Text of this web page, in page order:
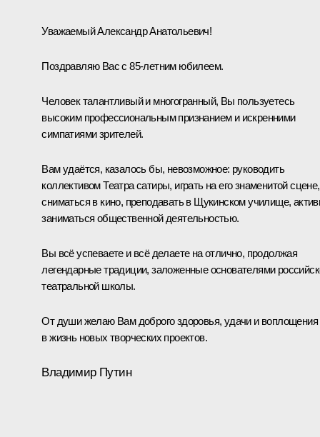
Уважаемый Александр Анатольевич!
Поздравляю Вас с 85-летним юбилеем.
Человек талантливый и многогранный, Вы пользуетесь
высоким профессиональным признанием и искренними
симпатиями зрителей.
Вам удаётся, казалось бы, невозможное: руководить
коллективом Театра сатиры, играть на его знаменитой сцене,
сниматься в кино, преподавать в Щукинском училище,
заниматься общественной деятельностью.
Вы всё успеваете и всё делаете на отлично, продолжая
легендарные традиции, заложенные основателями
театральной школы.
От души желаю Вам доброго здоровья, удачи и воплощения
в жизнь новых творческих проектов.
Владимир Путин